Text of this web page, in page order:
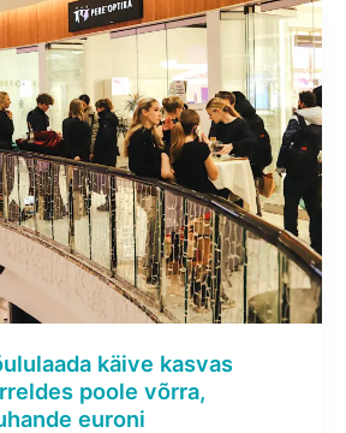
käive kasvas
poole võrra,
euroni